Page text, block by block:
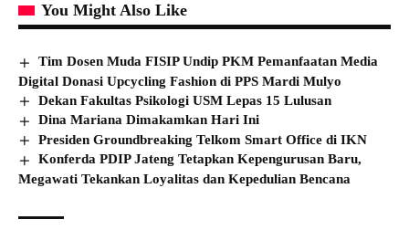
You Might Also Like
Tim Dosen Muda FISIP Undip PKM Pemanfaatan Media
Digital Donasi Upcycling Fashion di PPS Mardi Mulyo
Dekan Fakultas Psikologi USM Lepas 15 Lulusan
Dina Mariana Dimakamkan Hari Ini
Presiden Groundbreaking Telkom Smart Office di IKN
Konferda PDIP Jateng Tetapkan Kepengurusan Baru,
Megawati Tekankan Loyalitas dan Kepedulian Bencana